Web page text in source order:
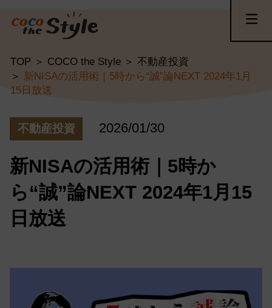
TOP COCO the Style
不動産投資
新NISAの活用術｜5時から“誠”論NEXT 2024年1月
15日放送
不動産投資 2026/01/30
新NISAの活用術｜5時か
ら“誠”論NEXT 2024年1月15
日放送